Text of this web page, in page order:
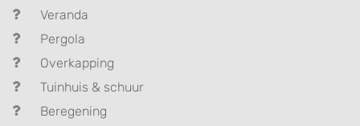
Veranda
Pergola
Overkapping
Tuinhuis & schuur
Beregening